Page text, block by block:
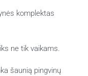
komplektas
ne tik vaikams.
šaunią pingvinų